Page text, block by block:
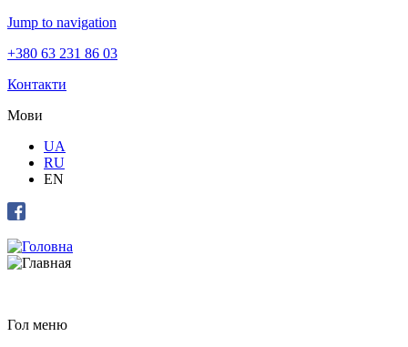
Jump to navigation
+380 63 231 86 03
Контакти
Мови
UA
RU
EN
Гол меню